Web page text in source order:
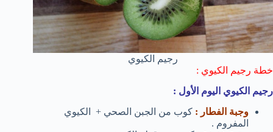
رجيم الكيوي
خطة رجيم الكيوي :
رجيم الكيوي اليوم الأول :
وجبة الفطار : كوب من الجبن الصحي + الكيوي
المفروم .